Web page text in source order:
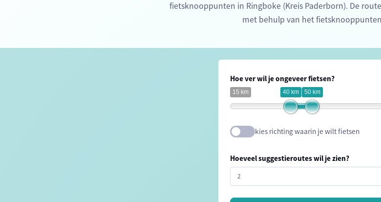
fietsknooppunten in Ringboke (Kreis Paderborn). De
met behulp van het
Hoe ver wil je ongeveer fietsen?
15 km 40 km 50 km
kies richting waarin je wilt fietsen
Hoeveel suggestieroutes wil je zien?